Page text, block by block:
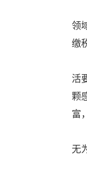
领
缴
活
颗
富
无